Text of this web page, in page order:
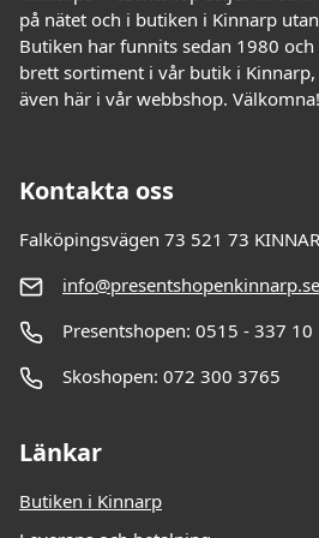
på nätet och i butiken i Kinnarp
Butiken har funnits sedan 1980
brett sortiment i vår butik i
även här i vår webbshop. Välkomna!
Kontakta oss
Falköpingsvägen 73 521 73
info@presentshopenkinnarp.se
Presentshopen: 0515 - 337 10
Skoshopen: 072 300 3765
Länkar
Butiken i Kinnarp